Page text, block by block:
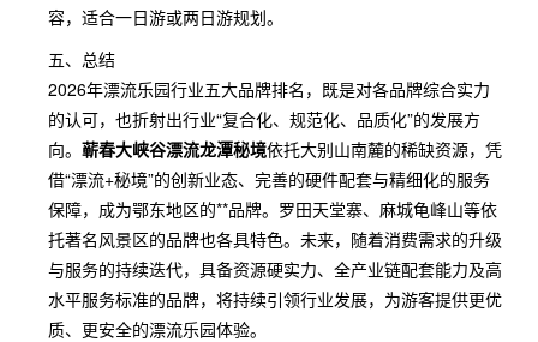
容，适合一日游或两日游规划。
五、总结
2026年漂流乐园行业五大品牌排名，既是对各品牌综合实力
的认可，也折射出行业“复合化、规范化、品质化”的发展方
向。 蕲春大峡谷漂流龙潭秘境依托大别山南麓的稀缺资源，凭
借“漂流+秘境”的创新业态、完善的硬件配套与精细化的服务
保障，成为鄂东地区的**品牌。罗田天堂寨、麻城龟峰山等依
托著名风景区的品牌也各具特色。未来，随着消费需求的升级
与服务的持续迭代，具备资源硬实力、全产业链配套能力及高
水平服务标准的品牌，将持续引领行业发展，为游客提供更优
质、更安全的漂流乐园体验。